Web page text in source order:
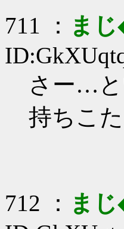
711 ： まじ
さー…
持ちこ
712 ： まじ